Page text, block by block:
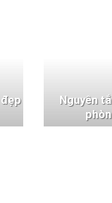
Nguyên